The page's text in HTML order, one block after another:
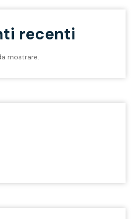
recenti
mostrare.